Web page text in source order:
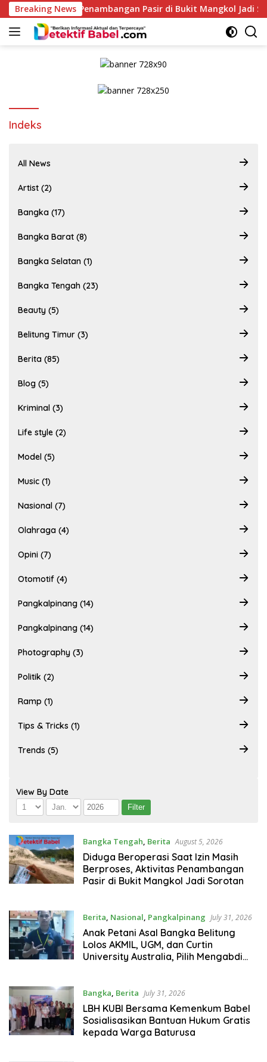
Skip
to
content
Breaking News
Aktivitas Penambangan Pasir di Bukit Mangkol Jadi
Indeks
All News
Artist (2)
Bangka (17)
Bangka Barat (8)
Bangka Selatan (1)
Bangka Tengah (23)
Beauty (5)
Belitung Timur (3)
Berita (85)
Blog (5)
Kriminal (3)
Life style (2)
Model (5)
Music (1)
Nasional (7)
Olahraga (4)
Opini (7)
Otomotif (4)
Pangkalpinang (14)
Pangkalpinang (14)
Photography (3)
Politik (2)
Ramp (1)
Tips & Tricks (1)
Trends (5)
View By Date
Bangka Tengah Berita August 5, 2026
Diduga Beroperasi Saat Izin Masih
Berproses, Aktivitas Penambangan
Pasir di Bukit Mangkol Jadi Sorotan
Berita Nasional Pangkalpinang July 31, 2026
Anak Petani Asal Bangka Belitung
Lolos AKMIL, UGM, dan Curtin
University Australia, Pilih Mengabdi
Bangka Berita July 31, 2026
LBH KUBI Bersama Kemenkum Babel
Sosialisasikan Bantuan Hukum Gratis
kepada Warga Baturusa